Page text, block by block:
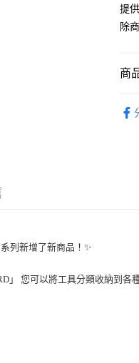
下
提
除
商
列新增了新商品！✨
」 您可以將工具分類收納到各